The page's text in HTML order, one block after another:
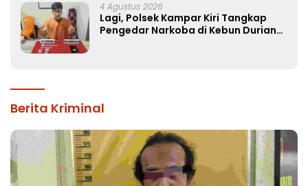
4 Agustus 2026
Lagi, Polsek Kampar Kiri Tangkap
Pengedar Narkoba di Kebun Durian
Berita Kriminal